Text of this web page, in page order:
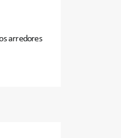
arredores